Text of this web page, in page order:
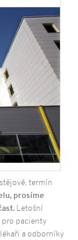
termín
prosíme
Letošní
pro pacienty
a odborníky